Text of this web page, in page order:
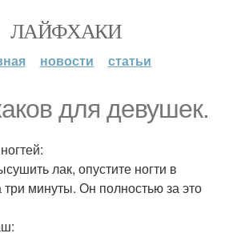
ЛАЙФХАКИ
новости статьи
для девушек.
лак, опустите ногти в
минуты. Он полностью за это